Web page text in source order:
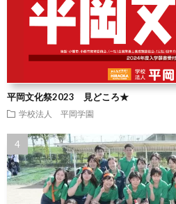
平岡文化祭2023 見どころ★
学校法人 平岡学園